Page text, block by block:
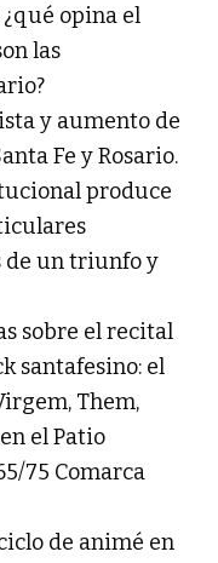
¿qué opina el
las
y aumento de
Fe y Rosario.
produce
de un triunfo y
sobre el recital
santafesino: el
Them,
el Patio
75 Comarca
de animé en